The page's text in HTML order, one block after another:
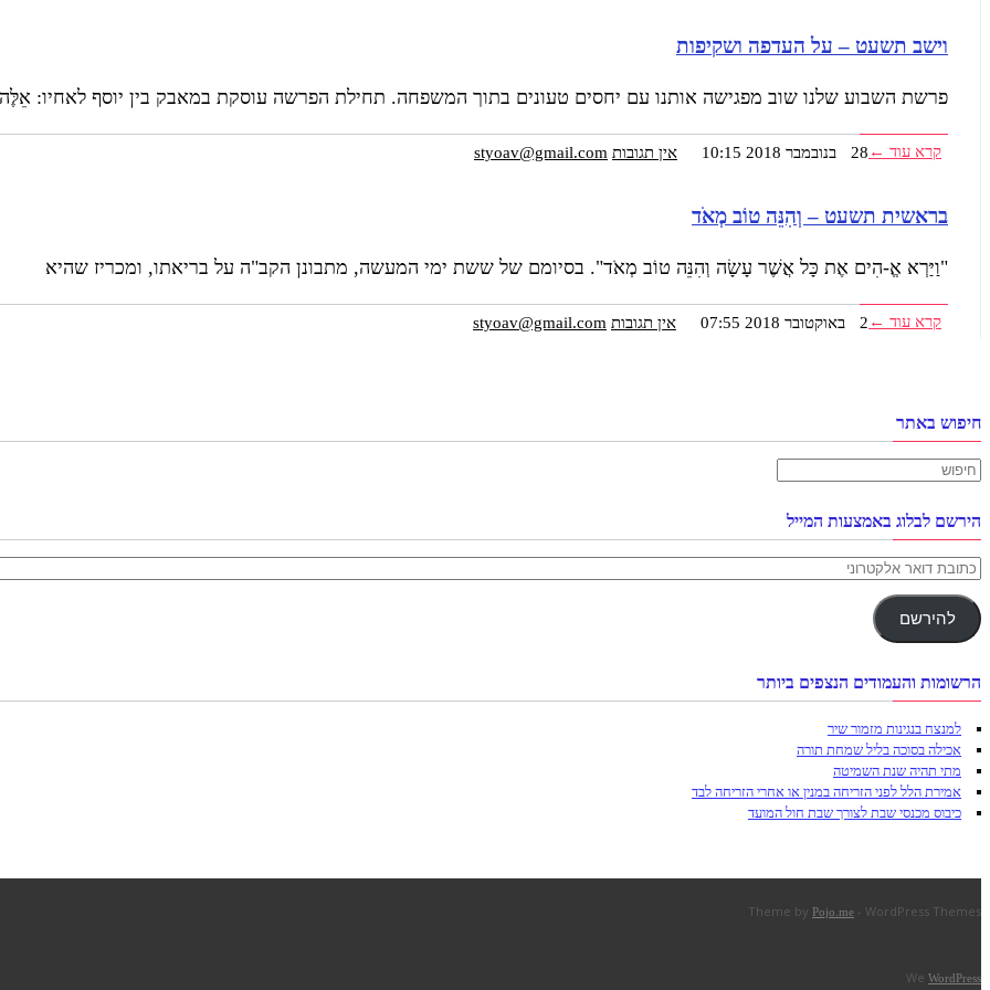
וישב תשעט – על העדפה ושקיפות
פרשת השבוע שלנו שוב מפגישה אותנו עם יחסים טעונים בתוך המשפחה. תחילת הפרשה עוסקת במאבק בין יוסף לאחיו:
28 בנובמבר 2018 10:15 אין תגובות styoav@gmail.com קרא עוד ←
בראשית תשעט – וְהִנֵּה טוֹב מְאֹד
"וַיַּרְא אֱ-הִים אֶת כָּל אֲשֶׁר עָשָׂה וְהִנֵּה טוֹב מְאֹד". בסיומם של ששת ימי המעשה, מתבונן הקב"ה על בריאתו, ומכריז שהיא
2 באוקטובר 2018 07:55 אין תגובות styoav@gmail.com קרא עוד ←
חיפוש באתר
הירשם לבלוג באמצעות המייל
כתובת
אלקטרוני
להירשם
הרשומות והעמודים הנצפים ביותר
למנצח בנגינות מזמור שיר
אכילה בסוכה בליל שמחת תורה
מתי תהיה שנת השמיטה
אמירת הלל לפני הזריחה במנין או אחרי הזריחה לבד
כיבוס מכנסי שבת לצורך שבת חול המועד
Theme by Pojo.me - WordPress Themes
We WordPress